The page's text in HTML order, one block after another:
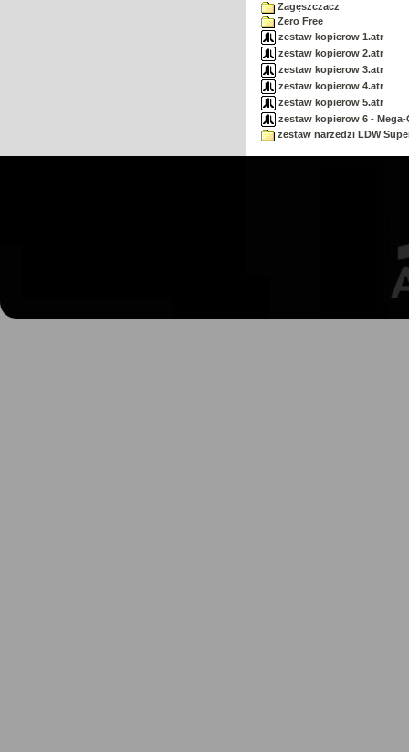
Zagęszczacz
Zero Free
zestaw kopierow 1.atr
zestaw kopierow 2.atr
zestaw kopierow 3.atr
zestaw kopierow 4.atr
zestaw kopierow 5.atr
zestaw kopierow 6 -
zestaw narzedzi LDW